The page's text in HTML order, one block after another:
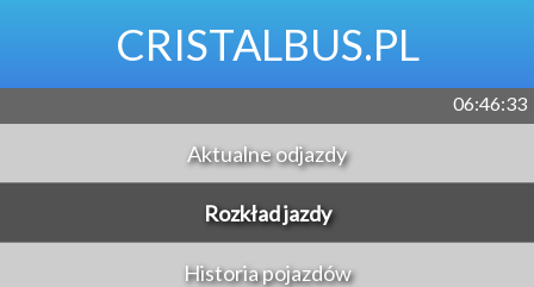
CRISTALBUS.PL
06:46:33
Aktualne odjazdy
Rozkład jazdy
Historia pojazdów